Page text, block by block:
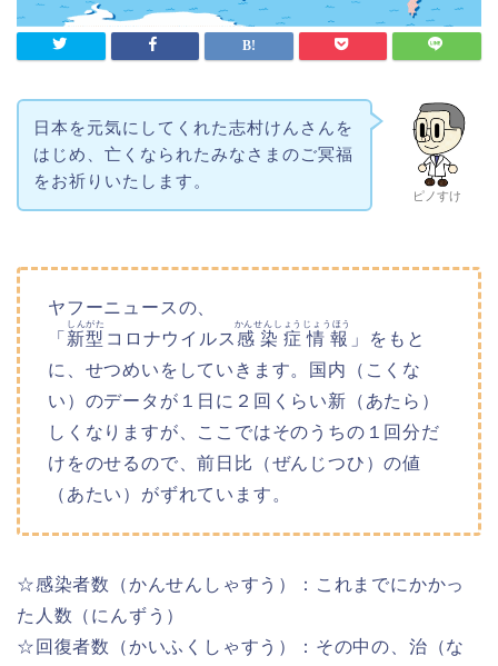
ピノすけ
日本を元気にしてくれた志村けんさんを
はじめ、亡くなられたみなさまのご冥福
をお祈りいたします。
ヤフーニュースの、
「 新型
しんがた
コロナウイルス 感染症情報
かんせんしょうじょうほう
」をもと
に、せつめいをしていきます。国内（こくな
い）のデータが１日に２回くらい新（あたら）
しくなりますが、ここではそのうちの１回分だ
けをのせるので、前日比（ぜんじつひ）の値
（あたい）がずれています。
☆感染者数（かんせんしゃすう）：これまでにかかっ
た人数（にんずう）
☆回復者数（かいふくしゃすう）：その中の、治（な